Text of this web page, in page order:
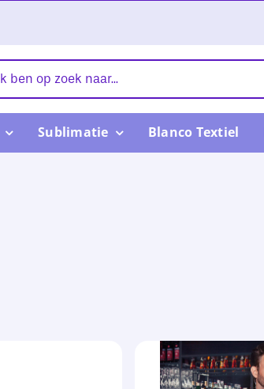
Sublimatie Blanco Textiel